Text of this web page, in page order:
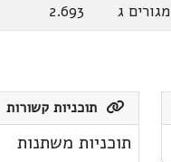
מגורים ג 2.693
תוכניות קשורות
תוכניות משתנות